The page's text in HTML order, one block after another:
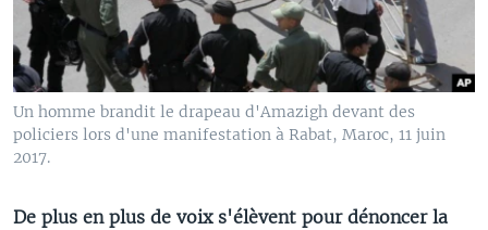
Un homme brandit le drapeau d'Amazigh devant des
policiers lors d'une manifestation à Rabat, Maroc, 11 juin
2017.
De plus en plus de voix s'élèvent pour dénoncer la